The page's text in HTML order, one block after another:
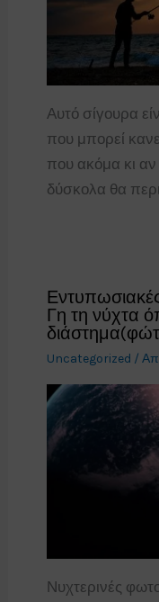
Αυτό σίγουρα
που μπορεί
που ακόμα κι
δύσκολα θα
Γη τη νύχτα
Uncategorized /
Νυχτερινές